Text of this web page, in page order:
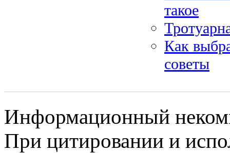
такое
Как
советы
Информационный
При цитировании и